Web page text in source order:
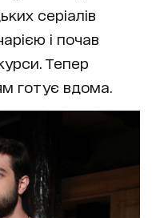
серіалів
і почав
Тепер
готує вдома.